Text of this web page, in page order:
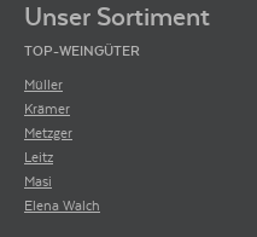
Unser Sortiment
TOP-WEINGÜTER
Müller
Krämer
Metzger
Leitz
Masi
Elena Walch